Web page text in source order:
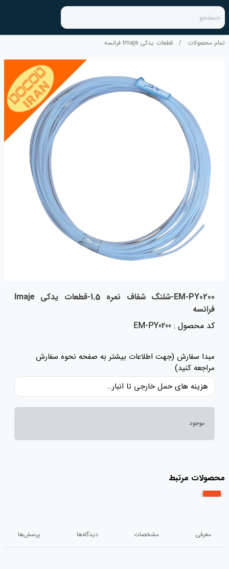
جستجو
تمام محصولات / قطعات یدکی Imaje فرانسه
EM-PY0200-شلنگ شفاف نمره 1.5-قطعات یدکی Imaje
فرانسه
کد محصول : EM-PY0200
مبدا سفارش (جهت اطلاعات بیشتر به صفحه نحوه سفارش
مراجعه کنید)
هزینه های حمل خارجی تا انبار ایران، حقوق گمرکی و عوارض و مالیات و سایر هزینه های کالا به قیمت ریالی کالا اضافه شده است و حمل داخلی رایگان می باشد.
موجود
محصولات مرتبط
معرفی مشخصات دیدگاه‌ها پرسش‌ها